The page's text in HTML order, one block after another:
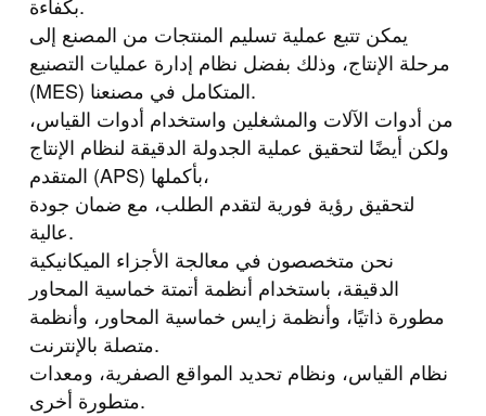
يمكن تتبع عملية تسليم المنتجات من المصنع إلى
مرحلة الإنتاج، وذلك بفضل نظام إدارة عمليات التصنيع
(MES) المتكامل في مصنعنا.
من أدوات الآلات والمشغلين واستخدام أدوات القياس،
ولكن أيضًا لتحقيق عملية الجدولة الدقيقة لنظام الإنتاج
المتقدم (APS) بأكملها،
لتحقيق رؤية فورية لتقدم الطلب، مع ضمان جودة
عالية.
نحن متخصصون في معالجة الأجزاء الميكانيكية
الدقيقة، باستخدام أنظمة أتمتة خماسية المحاور
مطورة ذاتيًا، وأنظمة زايس خماسية المحاور، وأنظمة
متصلة بالإنترنت.
نظام القياس، ونظام تحديد المواقع الصفرية، ومعدات
متطورة أخرى.